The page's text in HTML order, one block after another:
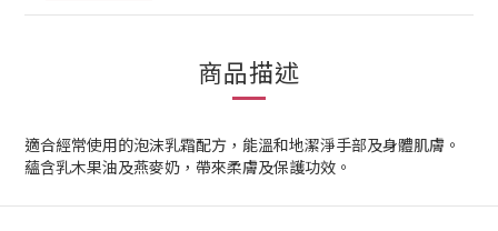
商品描述
適合經常使用的泡沫乳霜配方，能溫和地潔淨手部及身體肌膚。
蘊含乳木果油及燕麥奶，帶來柔膚及保護功效。